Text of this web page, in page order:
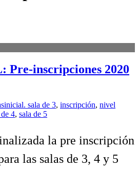
inscripciones 2020
inicial. sala de 3, inscripción, nivel
4, sala de 5
la pre inscripción
las salas de 3, 4 y 5